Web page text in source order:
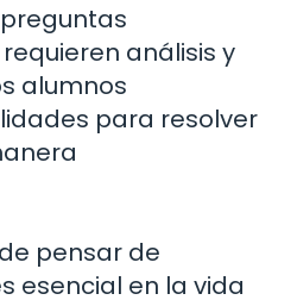
análisis y
alumnos
para resolver
pensar de
esencial en la vida